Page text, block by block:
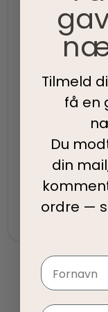
95% af alle
5-
Vi har
Vi tilbyder
Tilmeld
få en
Du
din
ordre —
Navn